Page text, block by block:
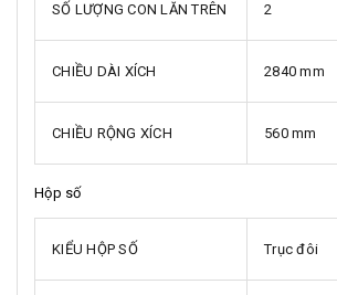
SỐ LƯỢNG CON LĂN TRÊN 2
CHIỀU DÀI XÍCH 2840 mm
CHIỀU RỘNG XÍCH 560 mm
Hộp số
KIỂU HỘP SỐ Trục đôi